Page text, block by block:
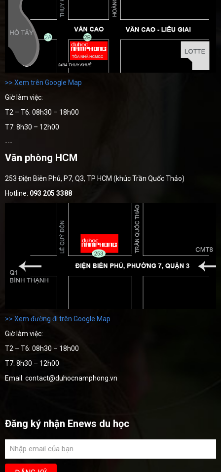
>> Xem trên Google Map
Giờ làm việc:
T2 – T6: 08h30 – 18h00
T7: 8h30 – 12h00
---
Văn phòng HCM
253 Điện Biên Phủ, P7, Q3, TP HCM (khúc Trần Quốc Thảo)
Hotline: 093 205 3388
>> Xem đường đi trên Google Map
Giờ làm việc:
T2 – T6: 08h30 – 18h00
T7: 8h30 – 12h00
Email: contact@duhocnamphong.vn
Đăng ký nhận Enews du học